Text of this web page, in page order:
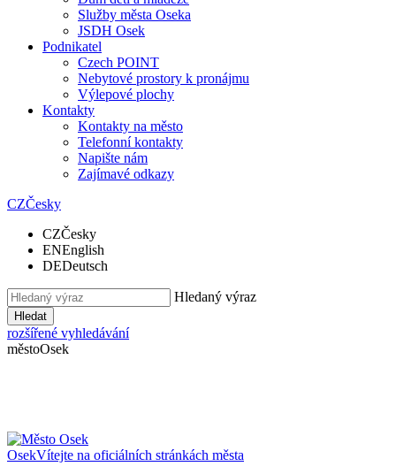
Služby města Oseka
JSDH Osek
Podnikatel
Czech POINT
Nebytové prostory k pronájmu
Výlepové plochy
Kontakty
Kontakty na město
Telefonní kontakty
Napište nám
Zajímavé odkazy
CZČesky
CZČesky
ENEnglish
DEDeutsch
Hledaný výraz
Hledat
rozšířené vyhledávání
městoOsek
OsekVítejte na oficiálních stránkách města